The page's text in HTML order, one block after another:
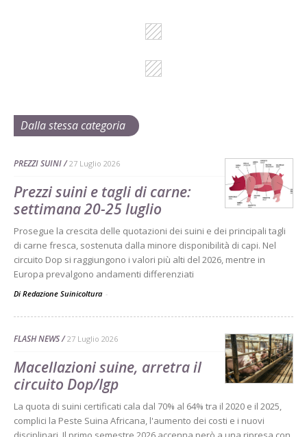
Dalla stessa categoria
PREZZI SUINI 27 Luglio 2026
Prezzi suini e tagli di carne:
settimana 20-25 luglio
Prosegue la crescita delle quotazioni dei suini e dei principali tagli
di carne fresca, sostenuta dalla minore disponibilità di capi. Nel
circuito Dop si raggiungono i valori più alti del 2026, mentre in
Europa prevalgono andamenti differenziati
Di Redazione Suinicoltura -
FLASH NEWS 27 Luglio 2026
Macellazioni suine, arretra il
circuito Dop/Igp
La quota di suini certificati cala dal 70% al 64% tra il 2020 e il 2025,
complici la Peste Suina Africana, l'aumento dei costi e i nuovi